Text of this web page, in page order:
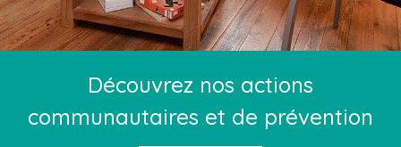
Découvrez nos actions
communautaires et de prévention